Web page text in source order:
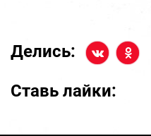
Делись:
Ставь лайки: